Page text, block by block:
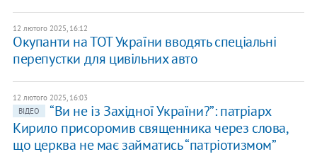
12 лютого 2025, 16:12
Окупанти на ТОТ України вводять спеціальні
перепустки для цивільних авто
12 лютого 2025, 16:03
ВІДЕО
“Ви не із Західної України?”: патріарх
Кирило присоромив священника через слова,
що церква не має займатись “патріотизмом”